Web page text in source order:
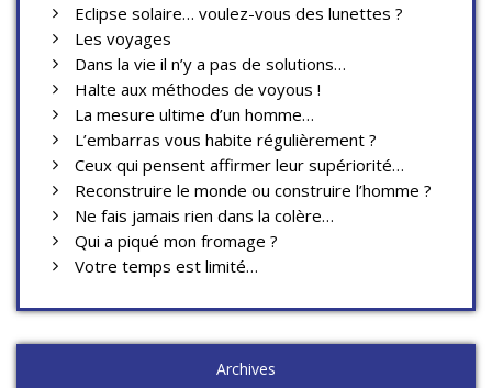
Eclipse solaire… voulez-vous des lunettes ?
Les voyages
Dans la vie il n’y a pas de solutions…
Halte aux méthodes de voyous !
La mesure ultime d’un homme…
L’embarras vous habite régulièrement ?
Ceux qui pensent affirmer leur supériorité…
Reconstruire le monde ou construire l’homme ?
Ne fais jamais rien dans la colère…
Qui a piqué mon fromage ?
Votre temps est limité…
Archives